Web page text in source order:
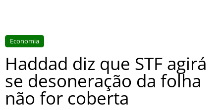
Economia
Haddad diz que STF agirá
se desoneração da folha
não for coberta